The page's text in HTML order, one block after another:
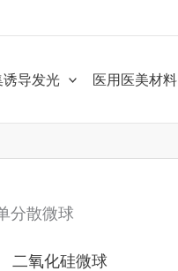
导发光 医用医美材料
分散微球
二氧化硅微球